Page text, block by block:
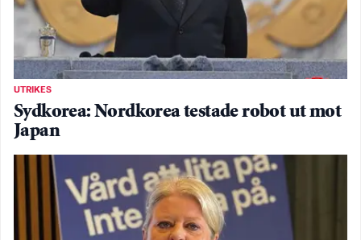
UTRIKES
Sydkorea: Nordkorea testade robot ut mot
Japan